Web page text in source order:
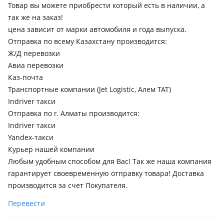
2000 - 2005 2 поколение (A2), 2005 - 2008 3 поколение (A3),
2008 - 2010 3 поколение рестайлинг (A3), 2010 - 2012 3
поколение [2-й рестайлинг] (A3), 2012 - 2015 4 поколение
(A4), 2015 - 2019 4 поколение рестайлинг (A4), 2019 - н.в. 5
поколение (A5/H5)
2005 - 2009 XP90, 2009 - 2012 XP9 рестайлинг, 2011 - 2014
XP130, 2013 - 2019 XP150, 2014 - 2017 XP130 рестайлинг,
2015 - 2019 XP130 [2-й рестайлинг] (P13/DL2S)
Volkswagen Passat
2005 - 2010 B6, 2010 - 2015 B7, 2014 - 2019 B8, 2019 - н.в. B8
рестайлинг
2009 - 2015 5 поколение, 2015 - 2020 5 поколение
рестайлинг, 2017 - н.в. 6 поколение [Европейский рынок],
2020 - н.в. 6 поколение
Hyundai Avante
Товар вы можете приобрести который есть в наличии, а
так же на заказ!
цена зависит от марки автомобиля и года выпуска.
Отправка по всему Казахстану производится:
Ж/Д перевозки
Авиа перевозки
Каз-почта
Транспортные компании (Jet Logistic, Алем ТАТ)
Indriver такси
Отправка по г. Алматы производится:
Indriver такси
Yandex-такси
Курьер нашей компании
Любым удобным способом для Вас! Так же наша компания
гарантирует своевременную отправку товара! Доставка
производится за счет Покупателя.
Перевести